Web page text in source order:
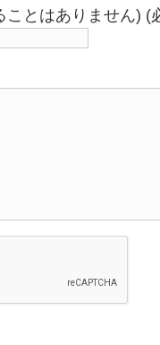
ことはありません) (